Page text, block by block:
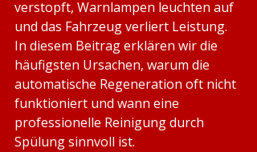
verstopft, Warnlampen leuchten auf
und das Fahrzeug verliert Leistung.
In diesem Beitrag erklären wir die
häufigsten Ursachen, warum die
automatische Regeneration oft nicht
funktioniert und wann eine
professionelle Reinigung durch
Spülung sinnvoll ist.